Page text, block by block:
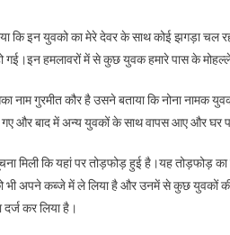
कि इन युवको का मेरे देवर के साथ कोई झगड़ा
गई।इन हमलावरों में से कुछ युवक हमारे पास के
नाम गुरमीत कौर है उसने बताया कि नोना
गए और बाद में अन्य युवकों के साथ वापस आए और घर
सूचना मिली कि यहां पर तोड़फोड़ हुई है।यह
भी अपने कब्जे में ले लिया है और उनमें से कुछ युवकों
कर लिया है।